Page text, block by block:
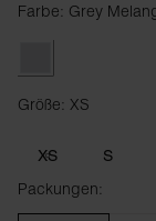
Farbe: Grey
Größe: XS
XS S
Packungen: